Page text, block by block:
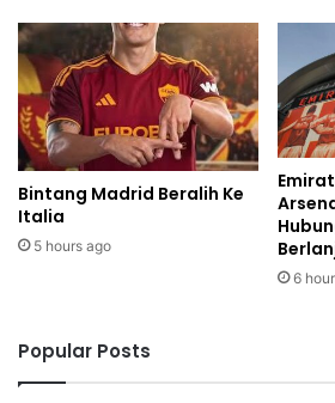
Bintang Madrid Beralih Ke
Italia
5 hours ago
6
Popular Posts